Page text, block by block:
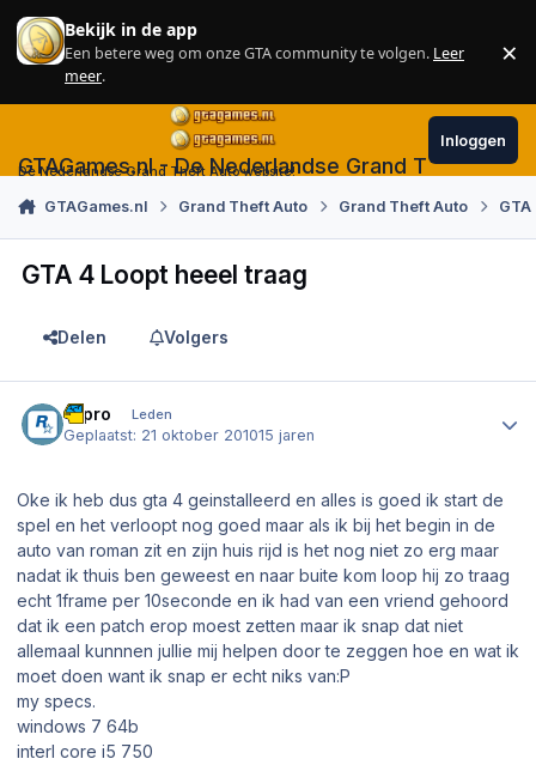
Skip to content
Bekijk in de app
Een betere weg om onze GTA community te volgen. Leer
meer.
×
GTAGames.nl - De Nederlandse Grand Theft Auto
De Nederlandse Grand Theft Auto website!
Inloggen
GTAGames.nl Grand Theft Auto Grand Theft Auto
GTA 4 Loopt heeel traag
Delen Volgers
a-pro Leden
Geplaatst: 21 oktober 201015 jaren
Oke ik heb dus gta 4 geinstalleerd en alles is goed ik start de
spel en het verloopt nog goed maar als ik bij het begin in de
auto van roman zit en zijn huis rijd is het nog niet zo erg maar
nadat ik thuis ben geweest en naar buite kom loop hij zo traag
echt 1frame per 10seconde en ik had van een vriend gehoord
dat ik een patch erop moest zetten maar ik snap dat niet
allemaal kunnnen jullie mij helpen door te zeggen hoe en wat ik
moet doen want ik snap er echt niks van:P
my specs.
windows 7 64b
interl core i5 750